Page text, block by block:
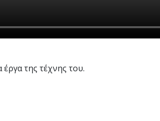
της τέχνης του.